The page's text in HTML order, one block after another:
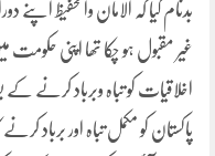
بدنام کیا کہ الامان والحفیظ اپنے
غیر مقبول ہو چکا تھا اپنی
اخلاقیات کو تباہ وبرباد کرنے
پاکستان کو مکمل تباہ اور برباد